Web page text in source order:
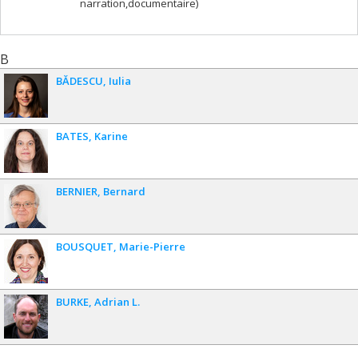
narration,documentaire)
B
BĂDESCU Iulia
BATES Karine
BERNIER Bernard
BOUSQUET Marie-Pierre
BURKE Adrian L.